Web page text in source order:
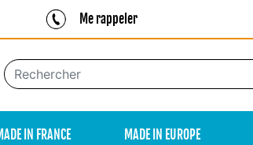
Me rappeler
IN FRANCE MADE IN EUROPE